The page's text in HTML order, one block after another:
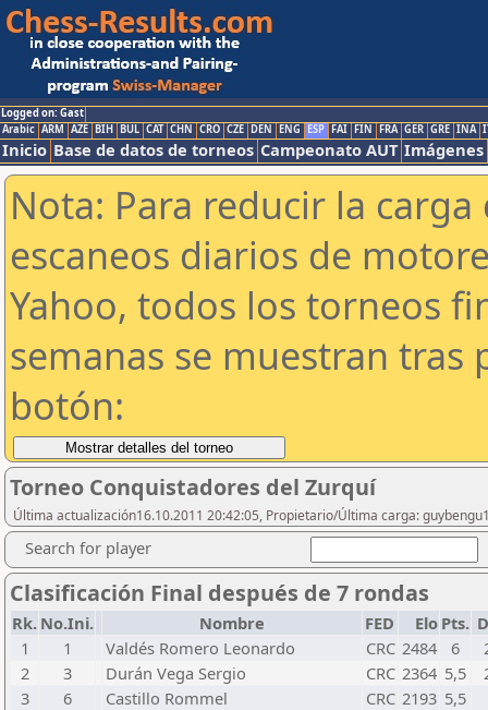
Logged on: Gast
Arabic ARM AZE BIH BUL CAT CHN CRO CZE DEN ENG ESP FAI FIN FRA GER GRE INA
Inicio Base de datos de torneos Campeonato AUT Imágenes
Nota: Para reducir la
escaneos diarios de
Yahoo, todos los torneos
semanas se muestran tras
botón:
Torneo Conquistadores del Zurquí
Última actualización16.10.2011 20:42:05, Propietario/Última carga:
Search for player
Clasificación Final después de 7 rondas
Rk. No.Ini. Nombre FED Elo Pts.
1
1 Valdés Romero Leonardo CRC 2484 6
2
3 Durán Vega Sergio CRC 2364 5,5
3
6 Castillo Rommel CRC 2193 5,5